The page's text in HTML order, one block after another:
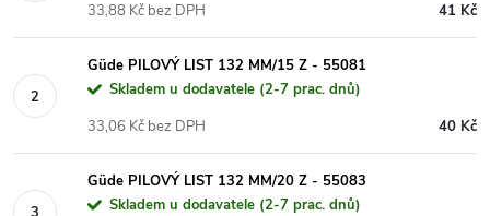
41 Kč
33,88 Kč bez DPH
Güde PILOVÝ LIST 132 MM/15 Z - 55081
Skladem u dodavatele (2-7 prac. dnů)
40 Kč
33,06 Kč bez DPH
Güde PILOVÝ LIST 132 MM/20 Z - 55083
Skladem u dodavatele (2-7 prac. dnů)